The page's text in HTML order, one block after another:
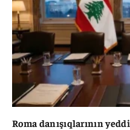
Roma danışıqlarının